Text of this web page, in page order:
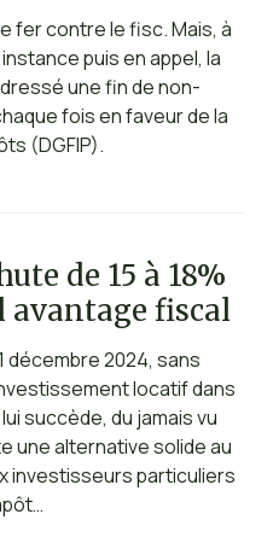
fer contre le fisc. Mais, à
puis en appel, la
une fin de non-
fois en faveur de la
(DGFIP).
de 15 à 18%
avantage fiscal
décembre 2024, sans
locatif dans
succède, du jamais vu
une alternative solide au
investisseurs particuliers